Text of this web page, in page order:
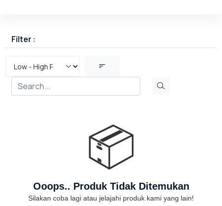
Filter :
📦
Ooops.. Produk Tidak Ditemukan
Silakan coba lagi atau jelajahi produk kami yang lain!